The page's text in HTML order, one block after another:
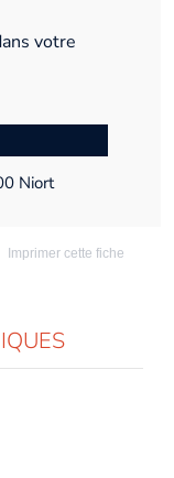
votre
Niort
Imprimer cette fiche